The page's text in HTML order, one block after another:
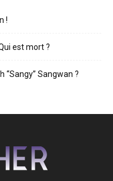
!
est mort ?
“Sangy” Sangwan ?